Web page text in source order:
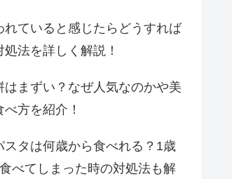
れていると感じたらどうすれば
処法を詳しく解説！
はまずい？なぜ人気なのかや美
方を紹介！
スタは何歳から食べれる？1歳
べてしまった時の対処法も解